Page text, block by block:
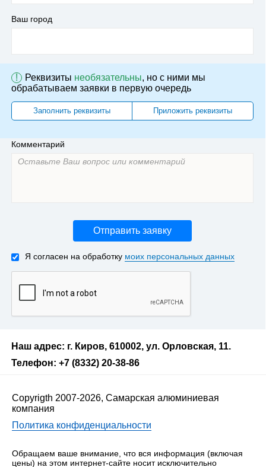
Ваш город
! Реквизиты необязательны, но с ними мы
обрабатываем заявки в первую очередь
Заполнить реквизиты Приложить реквизиты
Комментарий
Отправить заявку
Я согласен на обработку моих персональных данных
Наш адрес: г. Киров, 610002, ул. Орловская, 11.
Телефон: +7 (8332) 20-38-86
Copyrigth 2007-2026, Самарская алюминиевая
компания
Политика конфиденциальности
Обращаем ваше внимание, что вся информация (включая
цены) на этом интернет-сайте носит исключительно